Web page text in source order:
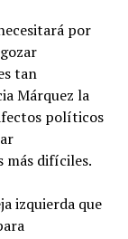
por
tan
Márquez la
políticos
más difíciles.
izquierda que